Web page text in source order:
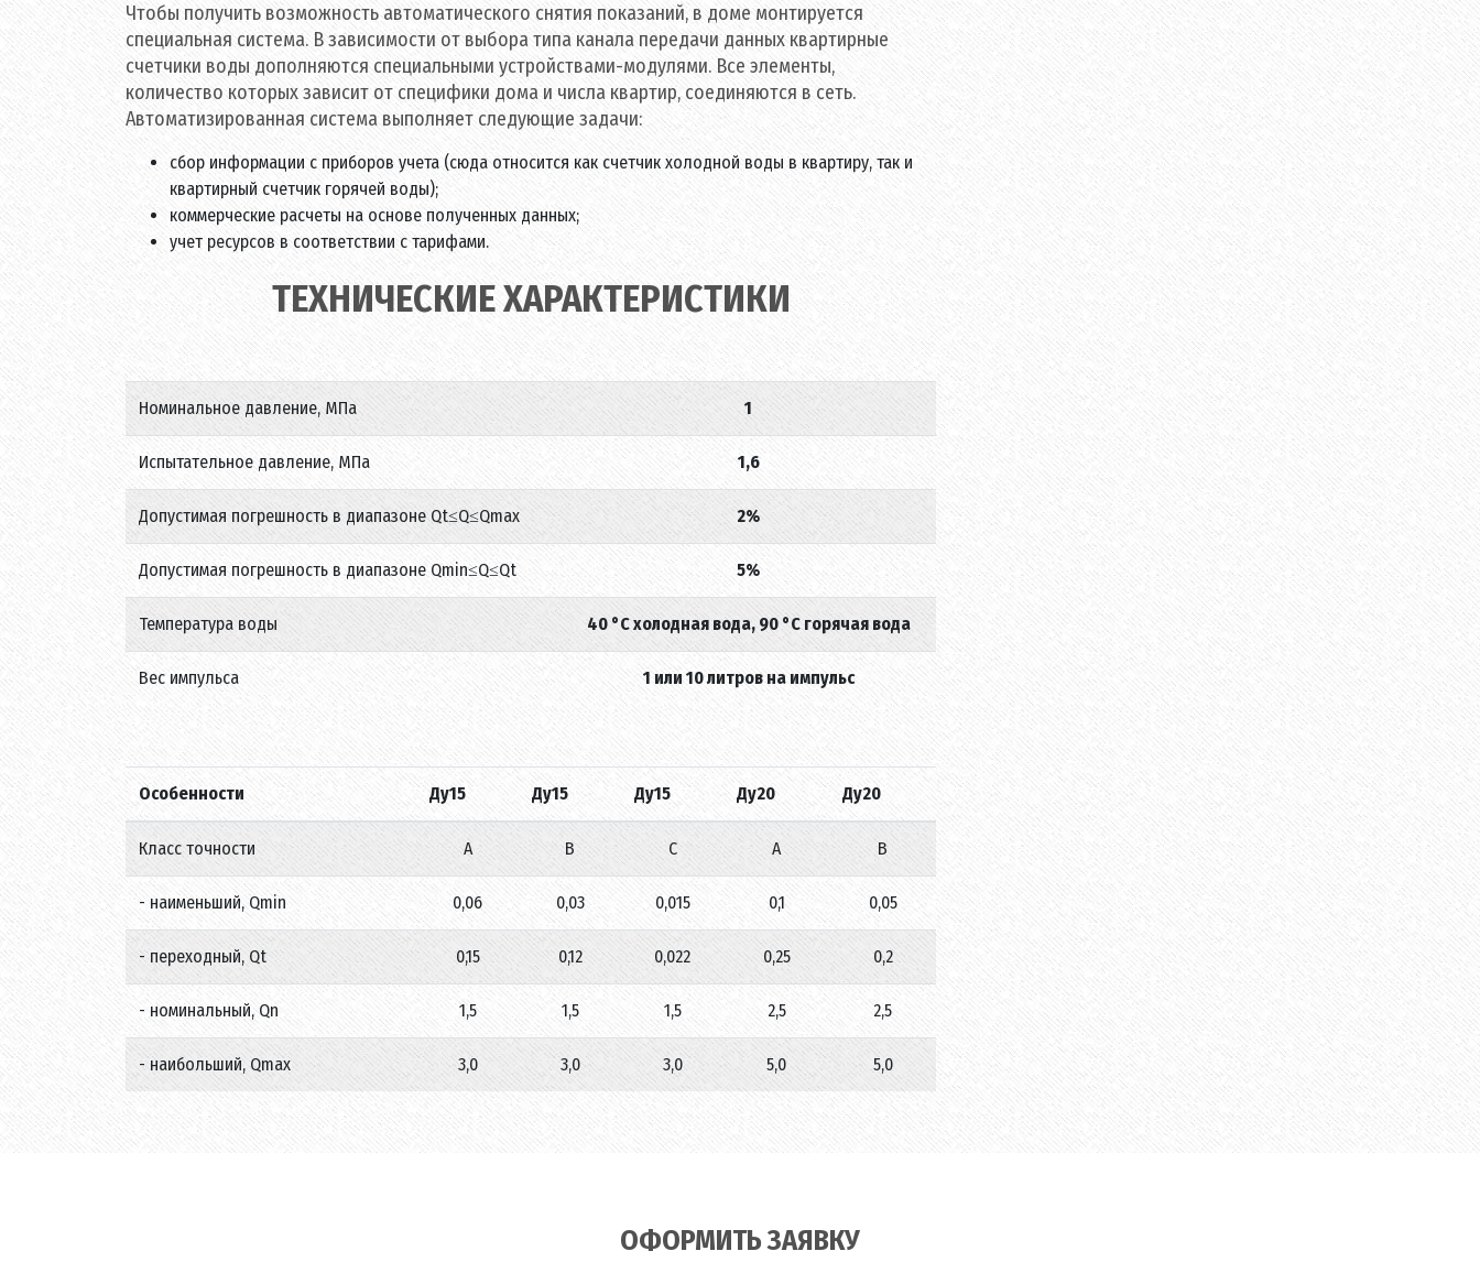
Чтобы получить возможность автоматического снятия показаний, в доме монтируется
специальная система. В зависимости от выбора типа канала передачи данных квартирные
счетчики воды дополняются специальными устройствами-модулями. Все элементы,
количество которых зависит от специфики дома и числа квартир, соединяются в сеть.
Автоматизированная система выполняет следующие задачи:
сбор информации с приборов учета (сюда относится как счетчик холодной воды в квартиру, так и
квартирный счетчик горячей воды);
коммерческие расчеты на основе полученных данных;
учет ресурсов в соответствии с тарифами.
ТЕХНИЧЕСКИЕ ХАРАКТЕРИСТИКИ
Номинальное давление, МПа 1
Испытательное давление, МПа 1,6
Допустимая погрешность в диапазоне Qt≤Q≤Qmax 2%
Допустимая погрешность в диапазоне Qmin≤Q≤Qt 5%
Температура воды 40 °С холодная вода, 90 °С горячая вода
Вес импульса 1 или 10 литров на импульс
Особенности Ду15 Ду15 Ду15 Ду20 Ду20
Класс точности А В С А В
- наименьший, Qmin 0,06 0,03 0,015 0,1 0,05
- переходный, Qt 0,15 0,12 0,022 0,25 0,2
- номинальный, Qn 1,5 1,5 1,5 2,5 2,5
- наибольший, Qmax 3,0 3,0 3,0 5,0 5,0
ОФОРМИТЬ ЗАЯВКУ